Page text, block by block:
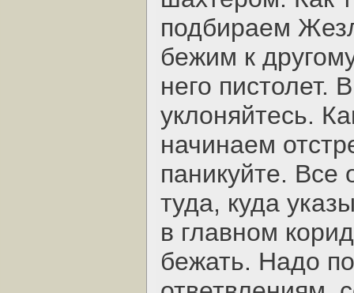
подбираем
бежим к
него пистолет.
уклоняйтесь.
начинаем
паникуйте. Все
туда, куда
в главном
бежать. Надо